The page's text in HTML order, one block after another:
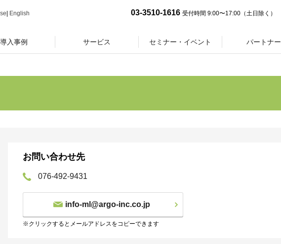
English 03-3510-1616 受付時間 9:00〜17:00（土日除く）
導入事例 サービス セミナー・イベント パートナー
お問い合わせ先
076-492-9431
info-ml@argo-inc.co.jp
※クリックするとメールアドレスをコピーできます